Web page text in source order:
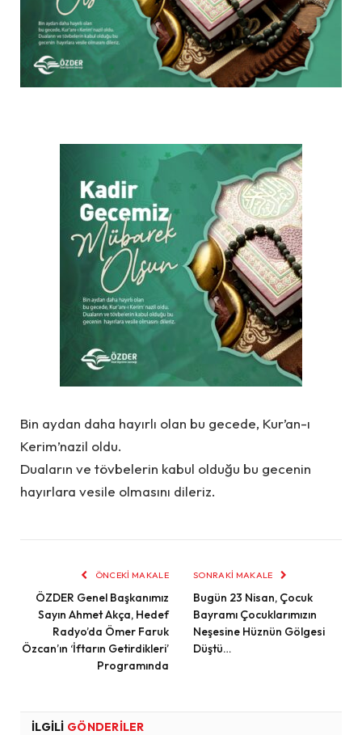
Bin aydan daha hayırlı olan bu gecede, Kur’an-ı
Kerim’nazil oldu.
Duaların ve tövbelerin kabul olduğu bu gecenin
hayırlara vesile olmasını dileriz.
ÖNCEKI MAKALE
ÖZDER Genel Başkanımız
Sayın Ahmet Akça, Hedef
Radyo’da Ömer Faruk
Özcan’ın ‘İftarın Getirdikleri’
Programında
SONRAKI MAKALE
Bugün 23 Nisan, Çocuk
Bayramı Çocuklarımızın
Neşesine Hüznün Gölgesi
Düştü…
İLGILI GÖNDERILER